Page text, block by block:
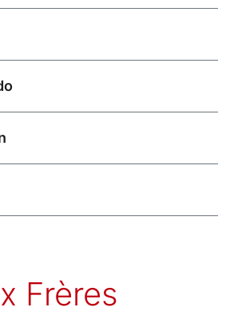
Frères